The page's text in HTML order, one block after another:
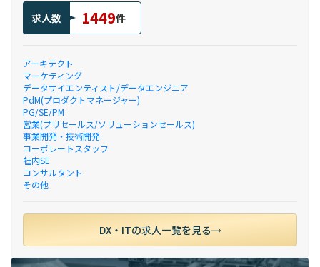
求人数 1449件
アーキテクト
マーケティング
データサイエンティスト/データエンジニア
PdM(プロダクトマネージャー)
PG/SE/PM
営業(プリセールス/ソリューションセールス)
事業開発・技術開発
コーポレートスタッフ
社内SE
コンサルタント
その他
DX・ITの求人一覧を見る